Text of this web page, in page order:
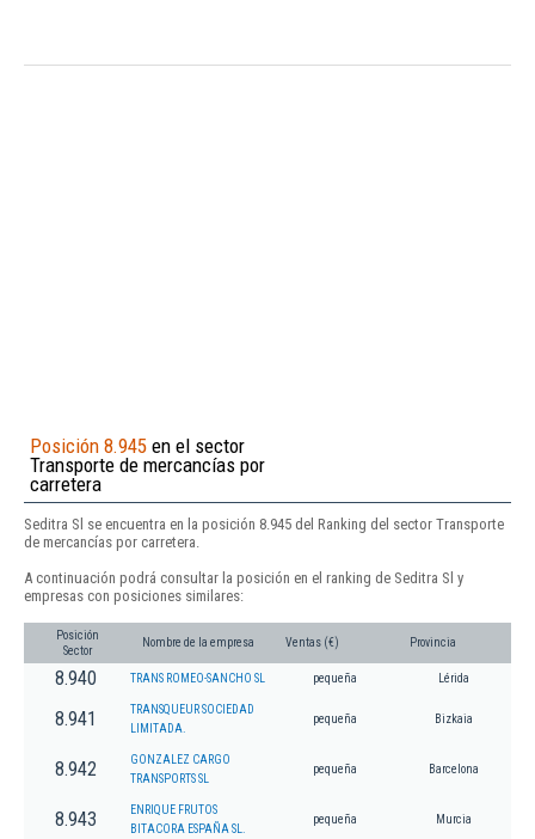
Posición 8.945 en el sector
Transporte de mercancías por
carretera
Seditra Sl se encuentra en la posición 8.945 del Ranking del sector Transporte
de mercancías por carretera.
A continuación podrá consultar la posición en el ranking de Seditra Sl y
empresas con posiciones similares:
Posición
Sector
Nombre de la empresa Ventas (€) Provincia
8.940 TRANS ROMEO-SANCHO SL pequeña Lérida
8.941
TRANSQUEUR SOCIEDAD
LIMITADA.
pequeña Bizkaia
8.942
GONZALEZ CARGO
TRANSPORTS SL
pequeña Barcelona
8.943
ENRIQUE FRUTOS
BITACORA ESPAÑA SL.
pequeña Murcia